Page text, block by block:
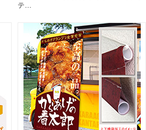
プレート看板
Plate Board
壁面看板
Wall Sign
テ…